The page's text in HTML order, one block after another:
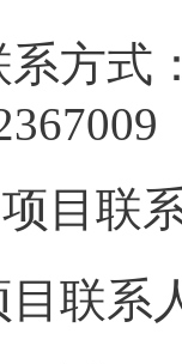
方式
目联
目联系